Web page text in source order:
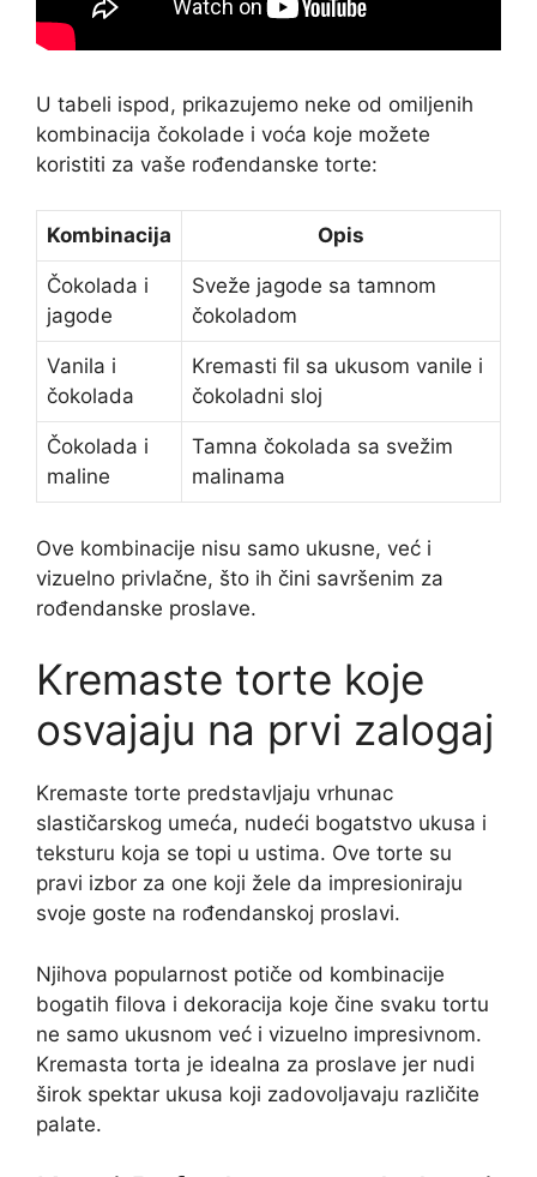
U tabeli ispod, prikazujemo neke od omiljenih
kombinacija čokolade i voća koje možete
koristiti za vaše rođendanske torte:
Kombinacija Opis
Čokolada i
jagode
Sveže jagode sa tamnom
čokoladom
Vanila i
čokolada
Kremasti fil sa ukusom vanile i
čokoladni sloj
Čokolada i
maline
Tamna čokolada sa svežim
malinama
Ove kombinacije nisu samo ukusne, već i
vizuelno privlačne, što ih čini savršenim za
rođendanske proslave.
Kremaste torte koje
osvajaju na prvi zalogaj
Kremaste torte predstavljaju vrhunac
slastičarskog umeća, nudeći bogatstvo ukusa i
teksturu koja se topi u ustima. Ove torte su
pravi izbor za one koji žele da impresioniraju
svoje goste na rođendanskoj proslavi.
Njihova popularnost potiče od kombinacije
bogatih filova i dekoracija koje čine svaku tortu
ne samo ukusnom već i vizuelno impresivnom.
Kremasta torta je idealna za proslave jer nudi
širok spektar ukusa koji zadovoljavaju različite
palate.